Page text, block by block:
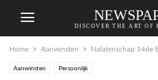
DISCOVER THE ART OF
Home Aanwinsten Nalatenschap 14de
Aanwinsten Persoonlijk